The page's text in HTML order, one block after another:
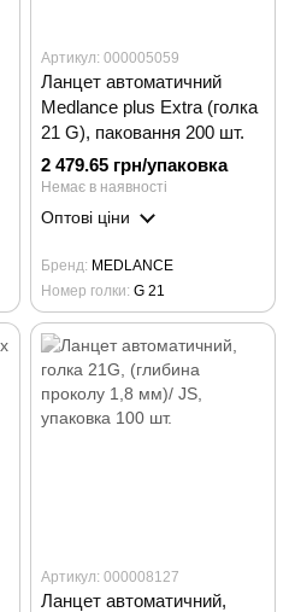
Артикул: 000005059
Ланцет автоматичний
Medlance plus Extra (голка
21 G), паковання 200 шт.
2 479.65 грн/упаковка
Немає в наявності
Оптові ціни
Бренд MEDLANCE
Номер голки G 21
Артикул: 000008127
Ланцет автоматичний,